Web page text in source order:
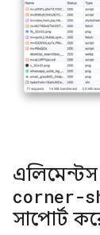
corner-
সাপোর্ট